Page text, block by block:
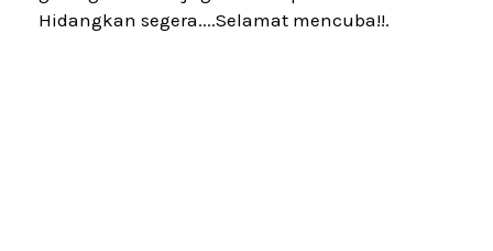
Hidangkan segera....Selamat mencuba!!.